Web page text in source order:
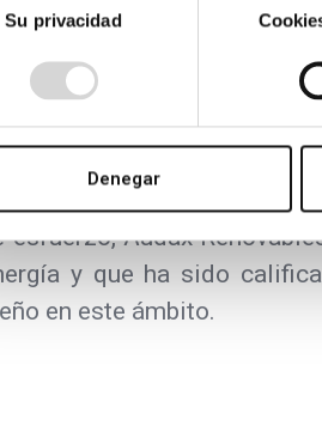
Su privacidad
Denegar
el crecimiento del
ambiente.
compromiso, Audax
de ruta para alcanzar
con nuestros
esfuerzo, Audax
y que ha sido
en este ámbito.